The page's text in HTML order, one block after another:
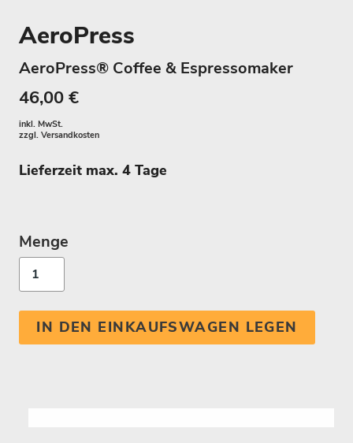
AeroPress
AeroPress® Coffee & Espressomaker
46,00 €
inkl. MwSt.
zzgl. Versandkosten
Lieferzeit max. 4 Tage
Menge
IN DEN EINKAUFSWAGEN LEGEN